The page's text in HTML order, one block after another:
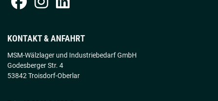
KONTAKT & ANFAHRT
MSM-Wälzlager und Industriebedarf GmbH
Godesberger Str. 4
53842 Troisdorf-Oberlar